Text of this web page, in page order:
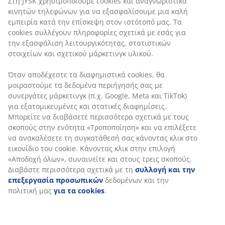
ανακυκλωμένα υλικά ή από άλλες ελεγχόμενες
πηγές
Ηλεκτρικό
Αυτό το γραφείο ρυθμίζεται χρησιμοποιώντας
ηλεκτρικό κινητήρα, ώστε να μπορείτε εύκολα να
αυξήσετε ή να μειώσετε το ύψος με το πάτημα ενός
κουμπιού. Ο εύχρηστος πίνακας ελέγχου βρίσκεται
στην άκρη της επιφάνειας του τραπεζιού. Μπορείτε να
ρυθμίσετε το γραφείο με ακρίβεια στο ύψος που
προτιμάτε για εργασία σε καθιστή ή όρθια θέση.
Ρυθμιζόμενο ύψος
Η λειτουργία ρύθμισης ύψους σας διευκολύνει να
εναλλάσσεστε μεταξύ καθιστής και όρθιας θέσης ενώ
εργάζεστε. Ενθαρρύνει μια πιο δυναμική εργάσιμη
ημέρα με τη δυνατότητα να αλλάζετε τη θέση
εργασίας σας. Ρυθμίστε το ώστε να ταιριάζει στο
ακριβές ύψος που προτιμάτε για εργασία σε καθιστή ή
εμπειρία κατά την επίσκεψη στον ιστότοπό μας. Τα
cookies συλλέγουν πληροφορίες σχετικά με εσάς για
την εξασφάλιση λειτουργικότητας, στατιστικών
στοιχείων και σχετικού μάρκετινγκ υλικού.
Όταν αποδέχεστε τα διαφημιστικά cookies, θα
μοιραστούμε τα δεδομένα περιήγησής σας με
συνεργάτες μάρκετινγκ (π.χ. Google, Meta και TikTok)
για εξατομικευμένες και στατικές διαφημίσεις.
Μπορείτε να διαβάσετε περισσότερα σχετικά με τους
σκοπούς στην ενότητα «Τροποποίηση» και να
επιλέξετε να ανακαλέσετε τη συγκατάθεσή σας
κάνοντας κλικ στο εικονίδιο του cookie. Κάνοντας κλικ
στην επιλογή «Αποδοχή όλων», συναινείτε και στους
τρεις σκοπούς. Διαβάστε περισσότερα σχετικά με τη
συλλογή και την επεξεργασία προσωπικών
δεδομένων και την πολιτική μας
για τα cookies